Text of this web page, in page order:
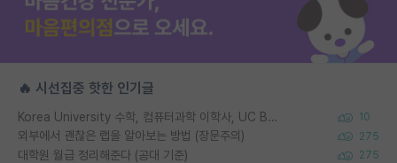
🔥 시선집중 핫한 인기글
Korea University 수학, 컴퓨터과학 이학사, UC Berkeley 산업공학 대학원 공학박사가 되는 것은 쉽지 않겠죠? 10
외부에서 괜찮은 랩을 알아보는 방법 (장문주의) 275
대학원 월급 정리해준다 (공대 기준) 275